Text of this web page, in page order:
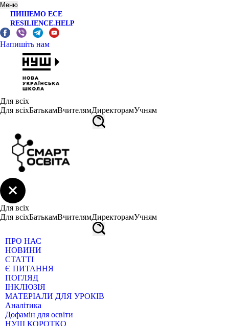
Меню
ПИШЕМО ЕСЕ
RESILIENCE.HELP
Напишіть нам
Для всіх
Для всіхБатькамВчителямДиректорамУчням
Для всіх
Для всіхБатькамВчителямДиректорамУчням
ПРО НАС
НОВИНИ
СТАТТІ
Є ПИТАННЯ
ПОГЛЯД
ІНКЛЮЗІЯ
МАТЕРІАЛИ ДЛЯ УРОКІВ
Аналітика
Дофамін для освіти
НУШ КОРОТКО